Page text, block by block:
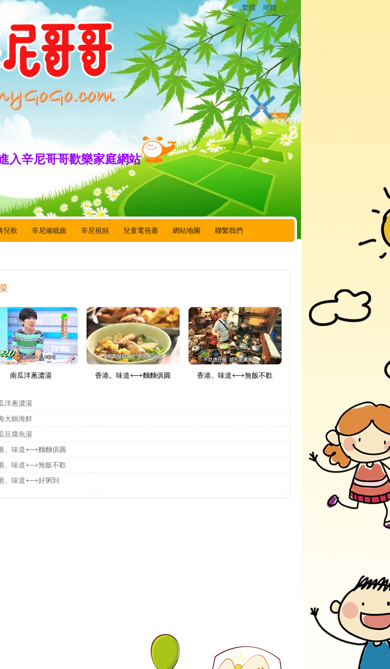
繁體 簡體
哥哥歡樂家庭網站
兒歌 辛尼催眠曲 辛尼視頻 兒童電視臺 網站地圖 聯繫我們
南瓜洋蔥濃湯 香港。味道+─+麵麵俱圓 香港。味道+─+無飯不歡
洋蔥濃湯
大鍋海鮮
豆腐魚湯
。味道+─+麵麵俱圓
。味道+─+無飯不歡
。味道+─+好粥到